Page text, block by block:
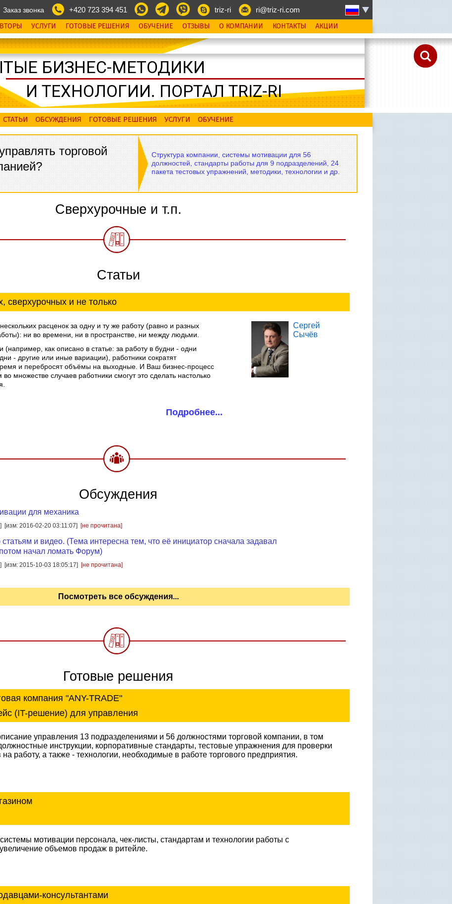
Заказ звонка +420 723 394 451 triz-ri ri@triz-ri.com
УСЛУГИ ГОТОВЫЕ РЕШЕНИЯ ОБУЧЕНИЕ ОТЗЫВЫ О КОМПАНИИ КОНТАКТЫ АКЦИИ
БИЗНЕС-МЕТОДИКИ
И ТЕХНОЛОГИИ. ПОРТАЛ TRIZ-RI
СТАТЬИ ОБСУЖДЕНИЯ ГОТОВЫЕ РЕШЕНИЯ УСЛУГИ ОБУЧЕНИЕ
торговой
Структура компании, системы мотивации для 56
должностей, стандарты работы для 9 подразделений, 24
пакета тестовых упражнений, методики, технологии и др.
Cверхурочные и т.п.
Статьи
сверхурочных и не только
расценок за одну и ту же работу (равно и разных
ни во времени, ни в пространстве, ни между людьми.
как описано в статье: за работу в будни - одни
- другие или иные вариации), работники сократят
и перебросят объёмы на выходные. И Ваш бизнес-процесс
множестве случаев работники смогут это сделать настолько
Подробнее...
Сергей
Сычёв
Обсуждения
для механика
[изм: 2016-02-20 03:11:07] [не прочитана]
и видео. (Тема интересна тем, что её инициатор сначала задавал
начал ломать Форум)
[изм: 2015-10-03 18:05:17] [не прочитана]
Посмотреть все обсуждения...
Готовые решения
компания "ANY-TRADE"
(IT-решение) для управления
управления 13 подразделениями и 56 должностями торговой компании, в том
инструкции, корпоративные стандарты, тестовые упражнения для проверки
работу, а также - технологии, необходимые в работе торгового предприятия.
мотивации персонала, чек-листы, стандартам и технологии работы с
объемов продаж в ритейле.
консультантами